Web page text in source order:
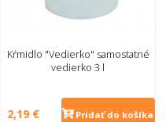
Kŕmidlo "Vedierko" samostatné
vedierko 3 l
2,19 € Pridať do košíka